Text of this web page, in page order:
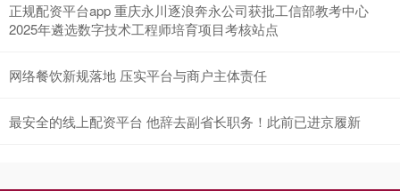
正规配资平台app 重庆永川逐浪奔永公司获批工信部教考中心
2025年遴选数字技术工程师培育项目考核站点
网络餐饮新规落地 压实平台与商户主体责任
最安全的线上配资平台 他辞去副省长职务！此前已进京履新